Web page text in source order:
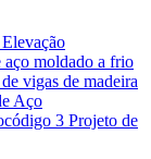
aço moldado a frio
vigas de madeira
Aço
3 Projeto de